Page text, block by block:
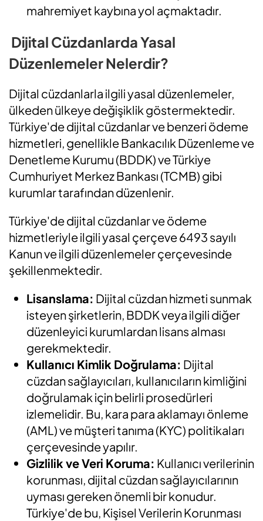
mahremiyet kaybına yol açmaktadır.
Dijital Cüzdanlarda Yasal
Düzenlemeler Nelerdir?
Dijital cüzdanlarla ilgili yasal düzenlemeler,
ülkeden ülkeye değişiklik göstermektedir.
Türkiye'de dijital cüzdanlar ve benzeri ödeme
hizmetleri, genellikle Bankacılık Düzenleme ve
Denetleme Kurumu (BDDK) ve Türkiye
Cumhuriyet Merkez Bankası (TCMB) gibi
kurumlar tarafından düzenlenir.
Türkiye'de dijital cüzdanlar ve ödeme
hizmetleriyle ilgili yasal çerçeve 6493 sayılı
Kanun ve ilgili düzenlemeler çerçevesinde
şekillenmektedir.
Lisanslama: Dijital cüzdan hizmeti sunmak
isteyen şirketlerin, BDDK veya ilgili diğer
düzenleyici kurumlardan lisans alması
gerekmektedir.
Kullanıcı Kimlik Doğrulama: Dijital
cüzdan sağlayıcıları, kullanıcıların kimliğini
doğrulamak için belirli prosedürleri
izlemelidir. Bu, kara para aklamayı önleme
(AML) ve müşteri tanıma (KYC) politikaları
çerçevesinde yapılır.
Gizlilik ve Veri Koruma: Kullanıcı verilerinin
korunması, dijital cüzdan sağlayıcılarının
uyması gereken önemli bir konudur.
Türkiye'de bu, Kişisel Verilerin Korunması